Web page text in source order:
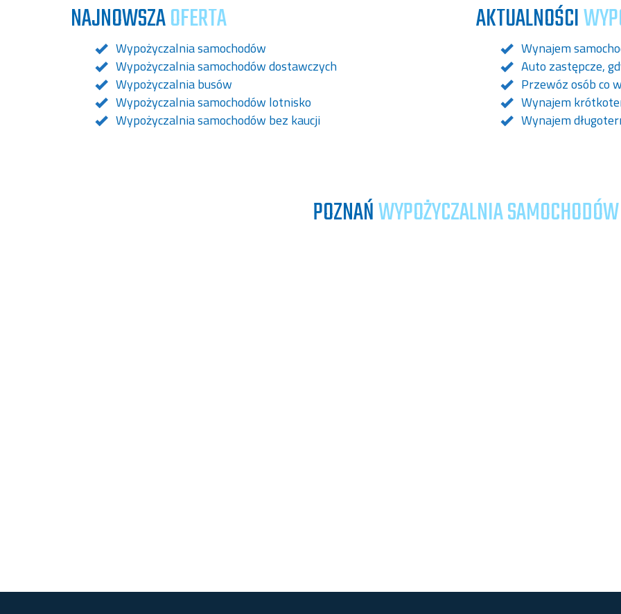
NAJNOWSZAOFERTA
Wypożyczalnia samochodów
Wypożyczalnia samochodów dostawczych
Wypożyczalnia busów
Wypożyczalnia samochodów lotnisko
Wypożyczalnia samochodów bez kaucji
AKTUALNOŚCI
Wynajem
Auto zastępcze,
Przewóz osób co
Wynajem
Wynajem
POZNAŃWYPOŻYCZALNIA SAMOCHODÓW